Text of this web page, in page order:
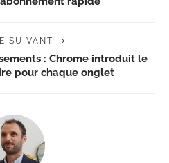
SUIVANT
: Chrome introduit le
pour chaque onglet